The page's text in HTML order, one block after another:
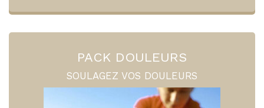
PACK DOULEURS
SOULAGEZ VOS DOULEURS